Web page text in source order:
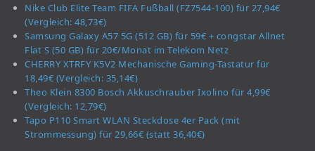
Nike Club Elite Team FIFA Fußball (FZ7544-100) für 27,94€
(Vergleich: 48,73€)
Samsung Galaxy A57 5G (512 GB) für 59€ + congstar Allnet
Flat S (50 GB) für 20€/Monat im Telekom Netz
CHERRY XTRFY K5V2 Mechanische Gaming-Tastatur für
18,49€ (Vergleich: 35,14€)
Theo Klein 8300 Bosch Akkuschrauber Ixolino für 4,99€
(Vergleich: 12,79€)
Tapo P110 Smart WLAN Steckdose 4er Pack (mit
Strommessung) für 29,66€ (statt 36,40€)